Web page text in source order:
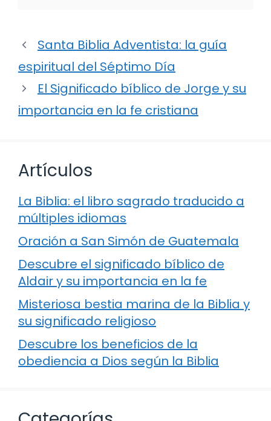
Santa Biblia Adventista: la guía
espiritual del Séptimo Día
El Significado bíblico de Jorge y su
importancia en la fe cristiana
Artículos
La Biblia: el libro sagrado traducido a
múltiples idiomas
Oración a San Simón de Guatemala
Descubre el significado bíblico de
Aldair y su importancia en la fe
Misteriosa bestia marina de la Biblia y
su significado religioso
Descubre los beneficios de la
obediencia a Dios según la Biblia